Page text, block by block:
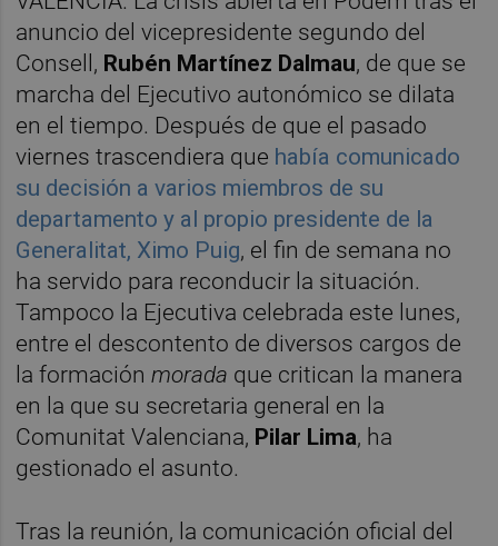
anuncio del vicepresidente segundo del
Consell, Rubén Martínez Dalmau, de que se
marcha del Ejecutivo autonómico se dilata
en el tiempo. Después de que el pasado
viernes trascendiera que había comunicado
su decisión a varios miembros de su
departamento y al propio presidente de la
Generalitat, Ximo Puig, el fin de semana no
ha servido para reconducir la situación.
Tampoco la Ejecutiva celebrada este lunes,
entre el descontento de diversos cargos de
la formaciónmorada que critican la manera
en la que su secretaria general en la
Comunitat Valenciana, Pilar Lima, ha
gestionado el asunto.
Tras la reunión, la comunicación oficial del